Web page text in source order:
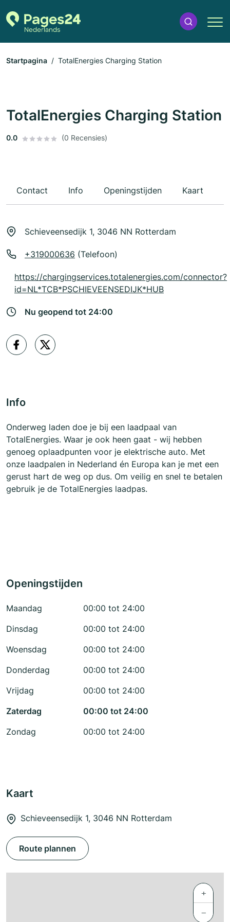
Startpagina TotalEnergies Charging Station
TotalEnergies Charging Station
0.0 (0 Recensies)
Contact Info Openingstijden Kaart
Schieveensedijk 1, 3046 NN Rotterdam
+319000636 (Telefoon)
https://chargingservices.totalenergies.com/connector?
id=NL*TCB*PSCHIEVEENSEDIJK*HUB
Nu geopend tot 24:00
Info
Onderweg laden doe je bij een laadpaal van
TotalEnergies. Waar je ook heen gaat - wij hebben
genoeg oplaadpunten voor je elektrische auto. Met
onze laadpalen in Nederland én Europa kan je met een
gerust hart de weg op dus. Om veilig en snel te betalen
gebruik je de TotalEnergies laadpas.
Openingstijden
Maandag
00:00 tot 24:00
Dinsdag
00:00 tot 24:00
Woensdag
00:00 tot 24:00
Donderdag
00:00 tot 24:00
Vrijdag
00:00 tot 24:00
Zaterdag
00:00 tot 24:00
Zondag
00:00 tot 24:00
Kaart
Schieveensedijk 1, 3046 NN Rotterdam
Route plannen
+
−